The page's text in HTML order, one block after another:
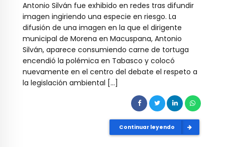
Antonio Silván fue exhibido en redes tras difundir
imagen ingiriendo una especie en riesgo. La
difusión de una imagen en la que el dirigente
municipal de Morena en Macuspana, Antonio
Silván, aparece consumiendo carne de tortuga
encendió la polémica en Tabasco y colocó
nuevamente en el centro del debate el respeto a
la legislación ambiental […]
Continuar leyendo